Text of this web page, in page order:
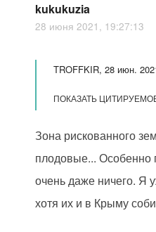
kukukuzia
28 июня 2021, 19:27:13
TROFFKIR, 28 июн.
ПОКАЗАТЬ
Зона рискованного
плодовые... Особенно
очень даже ничего. Я
хотя их и в Крыму